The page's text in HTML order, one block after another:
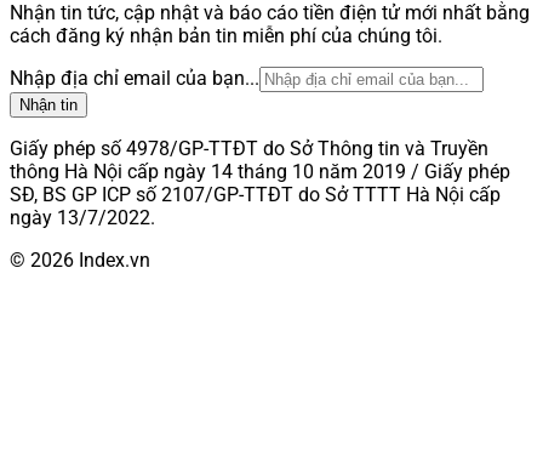
Nhận tin tức, cập nhật và báo cáo tiền điện tử mới nhất bằng
cách đăng ký nhận bản tin miễn phí của chúng tôi.
Nhập địa chỉ email của bạn...
Nhận tin
Giấy phép số 4978/GP-TTĐT do Sở Thông tin và Truyền
thông Hà Nội cấp ngày 14 tháng 10 năm 2019 / Giấy phép
SĐ, BS GP ICP số 2107/GP-TTĐT do Sở TTTT Hà Nội cấp
ngày 13/7/2022.
© 2026 Index.vn